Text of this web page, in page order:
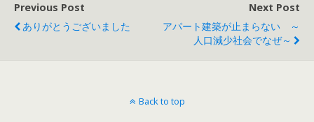
Previous Post
ありがとうございました
Next Post
アパート建築が止まらない ～
人口減少社会でなぜ～
Back to top